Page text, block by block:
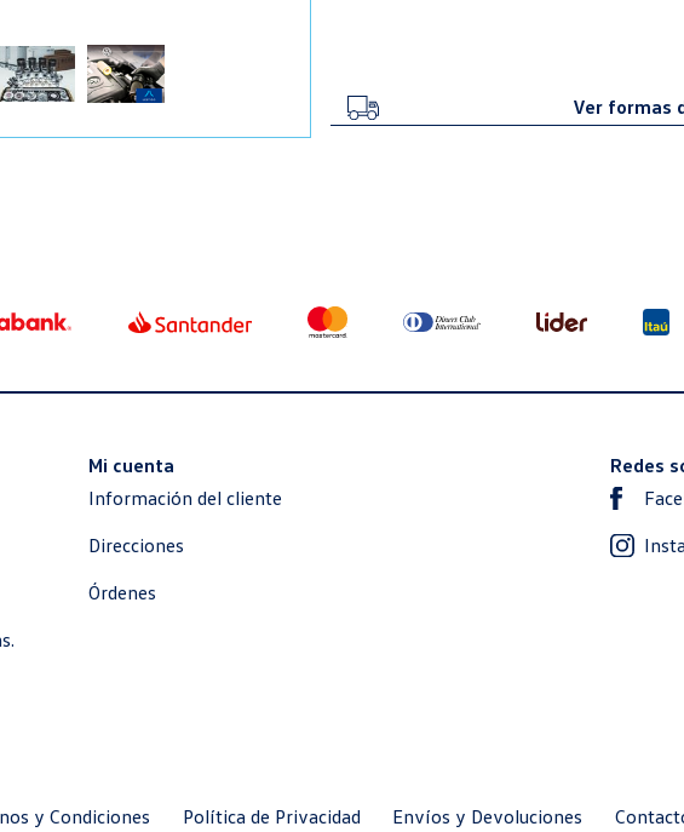
Ver formas
Mi cuenta
Información del cliente
Direcciones
Órdenes
Redes
y Condiciones Política de Privacidad Envíos y Devoluciones